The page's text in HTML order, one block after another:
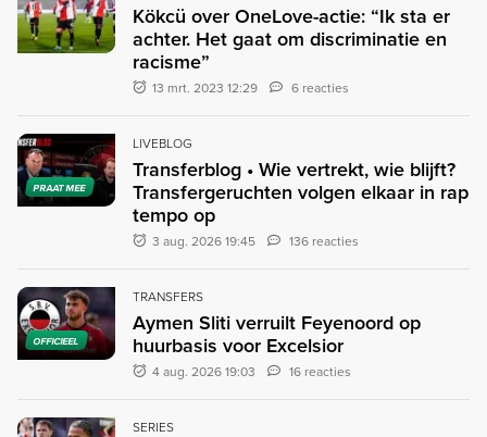
Kökcü over OneLove-actie: “Ik sta er
achter. Het gaat om discriminatie en
racisme”
13 mrt. 2023 12:29 6 reacties
PRAAT MEE
LIVEBLOG
Transferblog • Wie vertrekt, wie blijft?
Transfergeruchten volgen elkaar in rap
tempo op
3 aug. 2026 19:45 136 reacties
OFFICIEEL
TRANSFERS
Aymen Sliti verruilt Feyenoord op
huurbasis voor Excelsior
4 aug. 2026 19:03 16 reacties
SERIES